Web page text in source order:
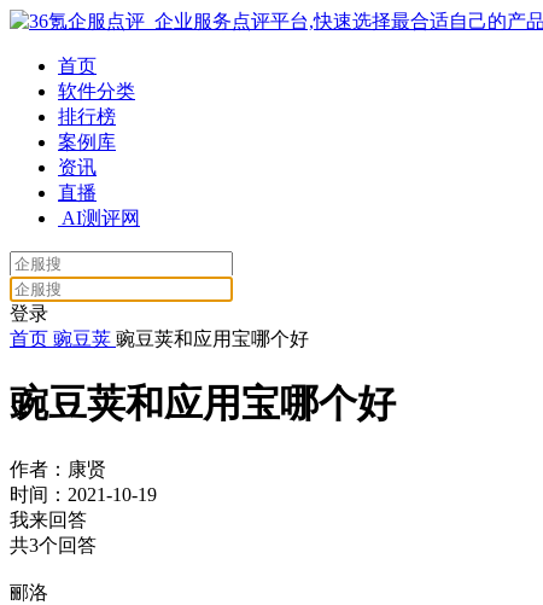
首页
软件分类
排行榜
案例库
资讯
直播
AI测评网
登录
首页 豌豆荚 豌豆荚和应用宝哪个好
豌豆荚和应用宝哪个好
作者：康贤
时间：2021-10-19
我来回答
共3个回答
郦洛